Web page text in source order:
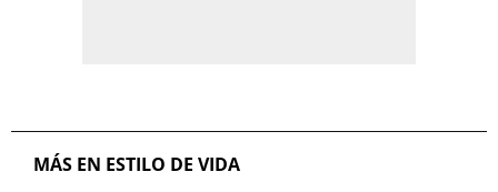
MÁS EN ESTILO DE VIDA